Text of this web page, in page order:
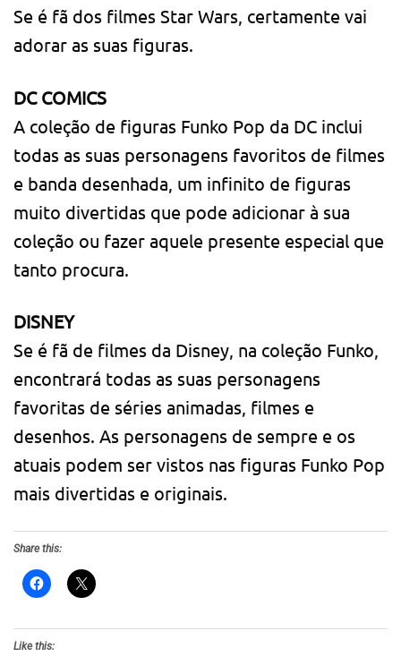
Se é fã dos filmes Star Wars, certamente vai
adorar as suas figuras.
DC COMICS
A coleção de figuras Funko Pop da DC inclui
todas as suas personagens favoritos de filmes
e banda desenhada, um infinito de figuras
muito divertidas que pode adicionar à sua
coleção ou fazer aquele presente especial que
tanto procura.
DISNEY
Se é fã de filmes da Disney, na coleção Funko,
encontrará todas as suas personagens
favoritas de séries animadas, filmes e
desenhos. As personagens de sempre e os
atuais podem ser vistos nas figuras Funko Pop
mais divertidas e originais.
Share this:
Like this: